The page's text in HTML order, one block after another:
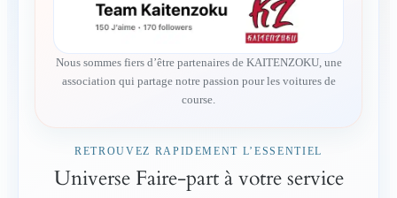
Nous sommes fiers d’être partenaires de KAITENZOKU, une
association qui partage notre passion pour les voitures de
course.
RETROUVEZ RAPIDEMENT L’ESSENTIEL
Universe Faire-part à votre service